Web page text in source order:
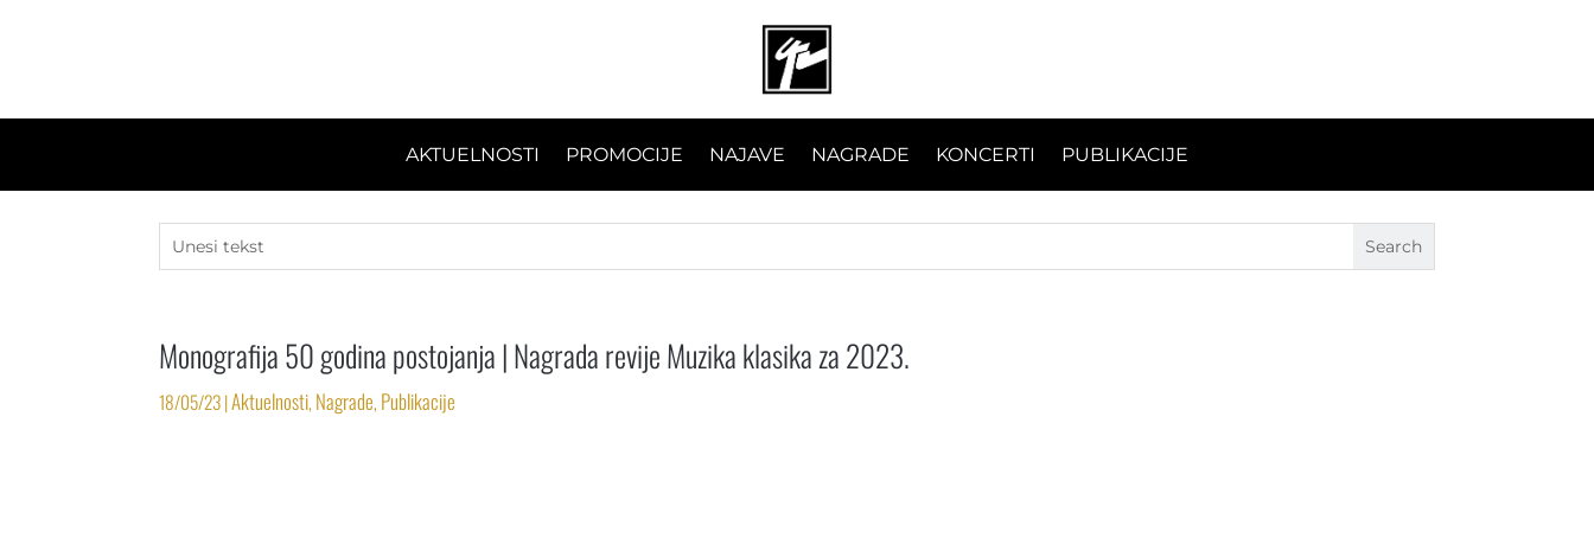
AKTUELNOSTI PROMOCIJE NAJAVE NAGRADE KONCERTI PUBLIKACIJE
Monografija 50 godina postojanja | Nagrada revije Muzika klasika za 2023.
18/05/23|Aktuelnosti, Nagrade, Publikacije